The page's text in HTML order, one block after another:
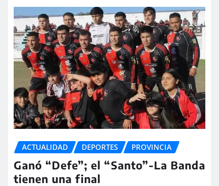
ACTUALIDAD DEPORTES PROVINCIA
Ganó “Defe”; el “Santo”-La Banda
tienen una final